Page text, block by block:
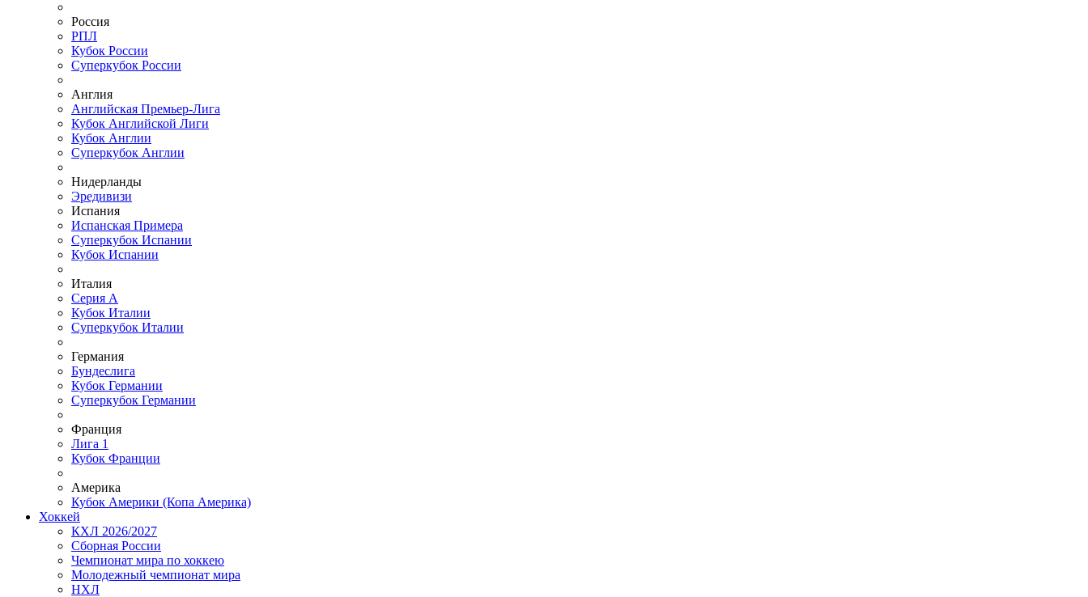
Россия
РПЛ
Кубок России
Суперкубок России
Англия
Английская Премьер-Лига
Кубок Английской Лиги
Кубок Англии
Суперкубок Англии
Нидерланды
Эредивизи
Испания
Испанская Примера
Суперкубок Испании
Кубок Испании
Италия
Серия А
Кубок Италии
Суперкубок Италии
Германия
Бундеслига
Кубок Германии
Суперкубок Германии
Франция
Лига 1
Кубок Франции
Америка
Кубок Америки (Копа Америка)
Хоккей
КХЛ 2026/2027
Сборная России
Чемпионат мира по хоккею
Молодежный чемпионат мира
НХЛ